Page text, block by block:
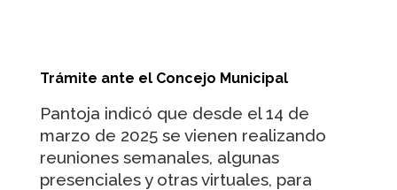
Trámite ante el Concejo Municipal
Pantoja indicó que desde el 14 de
marzo de 2025 se vienen realizando
reuniones semanales, algunas
presenciales y otras virtuales, para